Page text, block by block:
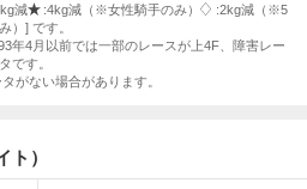
減 :4kg減（※女性騎手のみ）
:2kg減（※5
）] です。
年4月以前では一部のレースが上4F、障害レー
です。
がない場合があります。
）